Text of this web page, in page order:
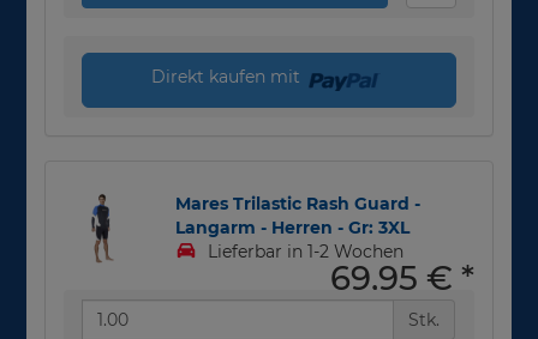
Direkt kaufen mit
Mares Trilastic Rash Guard -
Langarm - Herren - Gr: 3XL
Lieferbar in 1-2 Wochen
69,95 € *
Stk.